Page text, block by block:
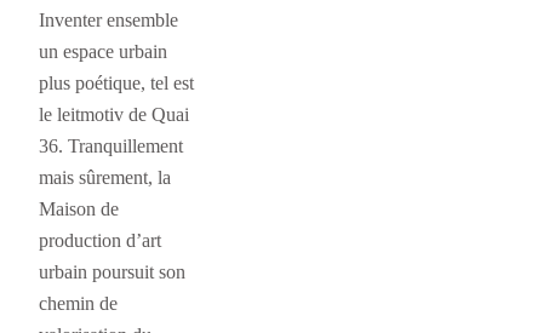
Inventer ensemble
un espace urbain
plus poétique, tel est
le leitmotiv de Quai
36. Tranquillement
mais sûrement, la
Maison de
production d’art
urbain poursuit son
chemin de